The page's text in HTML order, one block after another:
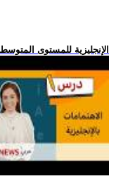
.. الإنجليزية للمستوى